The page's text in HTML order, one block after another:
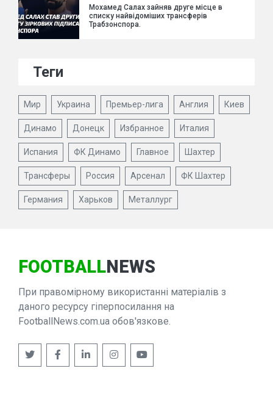
Мохамед Салах зайняв друге місце в
списку найвідоміших трансферів
Трабзонспора.
Теги
Мир Украина Премьер-лига Англия Киев
Динамо Донецк Избранное Италия
Испания ФК Динамо Главное Шахтер
Трансферы Россия Арсенал ФК Шахтер
Германия Харьков Металлург
FOOTBALLNEWS
При правомірному використанні матеріалів з
даного ресурсу гіперпосилання на
FootballNews.com.ua обов'язкове.